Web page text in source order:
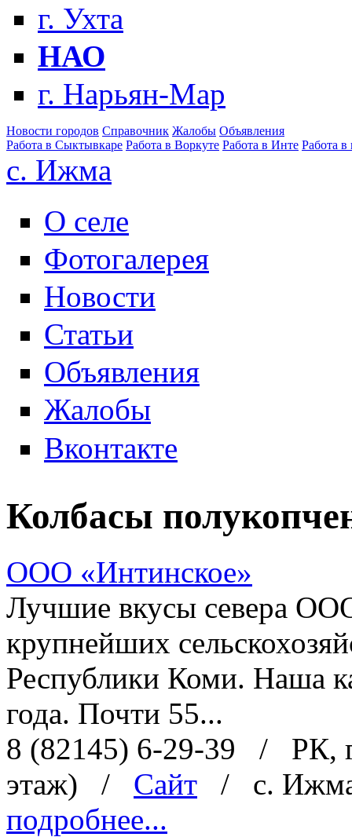
г. Ухта
НАО
г. Нарьян-Мар
Новости городов Справочник Жалобы Объявления
Работа в Сыктывкаре Работа в Воркуте Работа в Инте Работа в
с. Ижма
О селе
Фотогалерея
Новости
Статьи
Объявления
Жалобы
Вконтакте
Колбасы
ООО «Интинское»
Лучшие вкусы севера
крупнейших
Республики Коми. Наша
года. Почти 55...
8 (82145) 6-29-39
/
РК,
этаж)
/ Сайт /
с.
подробнее...